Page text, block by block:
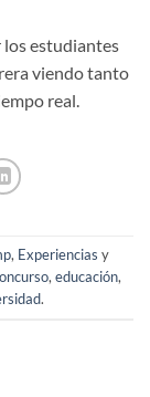
los estudiantes
viendo tanto
real.
, Experiencias y
, educación,
.